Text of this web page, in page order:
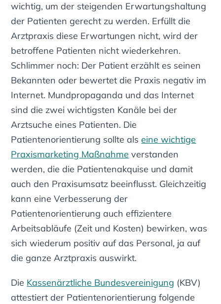
wichtig, um der steigenden Erwartungshaltung
der Patienten gerecht zu werden. Erfüllt die
Arztpraxis diese Erwartungen nicht, wird der
betroffene Patienten nicht wiederkehren.
Schlimmer noch: Der Patient erzählt es seinen
Bekannten oder bewertet die Praxis negativ im
Internet. Mundpropaganda und das Internet
sind die zwei wichtigsten Kanäle bei der
Arztsuche eines Patienten. Die
Patientenorientierung sollte alseine wichtige
Praxismarketing Maßnahme verstanden
werden, die die Patientenakquise und damit
auch den Praxisumsatz beeinflusst. Gleichzeitig
kann eine Verbesserung der
Patientenorientierung auch effizientere
Arbeitsabläufe (Zeit und Kosten) bewirken, was
sich wiederum positiv auf das Personal, ja auf
die ganze Arztpraxis auswirkt.
Die Kassenärztliche Bundesvereinigung (KBV)
attestiert der Patientenorientierung folgende